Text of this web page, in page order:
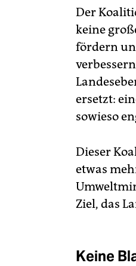
Der
keine
fördern
ersetzt:
sowieso
Dieser
etwas
Ziel, das
Keine